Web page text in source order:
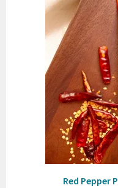
Red Pepper